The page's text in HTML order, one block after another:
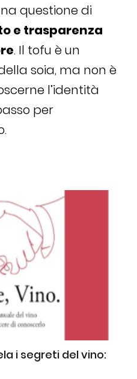
questione di
e trasparenza
. Il tofu è un
soia, ma non è
l’identità
per
i segreti del vino: